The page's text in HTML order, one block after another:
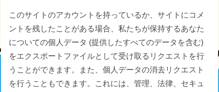
このサイトのアカウントを持っているか、サイトにコメ
ントを残したことがある場合、私たちが保持するあなた
についての個人データ (提供したすべてのデータを含む)
をエクスポートファイルとして受け取るリクエストを行
うことができます。また、個人データの消去リクエスト
を行うこともできます。これには、管理、法律、セキュ